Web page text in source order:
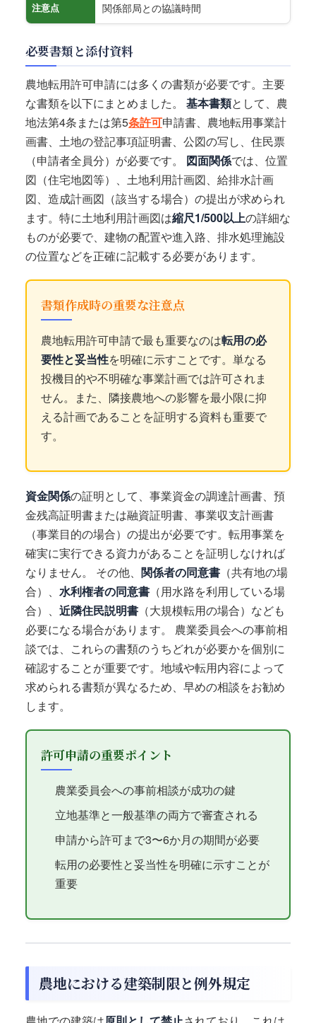
注意点 関係部局との協議時間
必要書類と添付資料
農地転用許可申請には多くの書類が必要です。主要
な書類を以下にまとめました。 基本書類として、農
地法第4条または第5条許可申請書、農地転用事業計
画書、土地の登記事項証明書、公図の写し、住民票
（申請者全員分）が必要です。 図面関係では、位置
図（住宅地図等）、土地利用計画図、給排水計画
図、造成計画図（該当する場合）の提出が求められ
ます。特に土地利用計画図は縮尺1/500以上の詳細な
ものが必要で、建物の配置や進入路、排水処理施設
の位置などを正確に記載する必要があります。
書類作成時の重要な注意点
農地転用許可申請で最も重要なのは転用の必
要性と妥当性を明確に示すことです。単なる
投機目的や不明確な事業計画では許可されま
せん。また、隣接農地への影響を最小限に抑
える計画であることを証明する資料も重要で
す。
資金関係の証明として、事業資金の調達計画書、預
金残高証明書または融資証明書、事業収支計画書
（事業目的の場合）の提出が必要です。転用事業を
確実に実行できる資力があることを証明しなければ
なりません。 その他、 関係者の同意書 （共有地の場
合）、 水利権者の同意書 （用水路を利用している場
合）、 近隣住民説明書 （大規模転用の場合）なども
必要になる場合があります。 農業委員会への事前相
談では、これらの書類のうちどれが必要かを個別に
確認することが重要です。地域や転用内容によって
求められる書類が異なるため、早めの相談をお勧め
します。
許可申請の重要ポイント
農業委員会への事前相談が成功の鍵
立地基準と一般基準の両方で審査される
申請から許可まで3〜6か月の期間が必要
転用の必要性と妥当性を明確に示すことが
重要
農地における建築制限と例外規定